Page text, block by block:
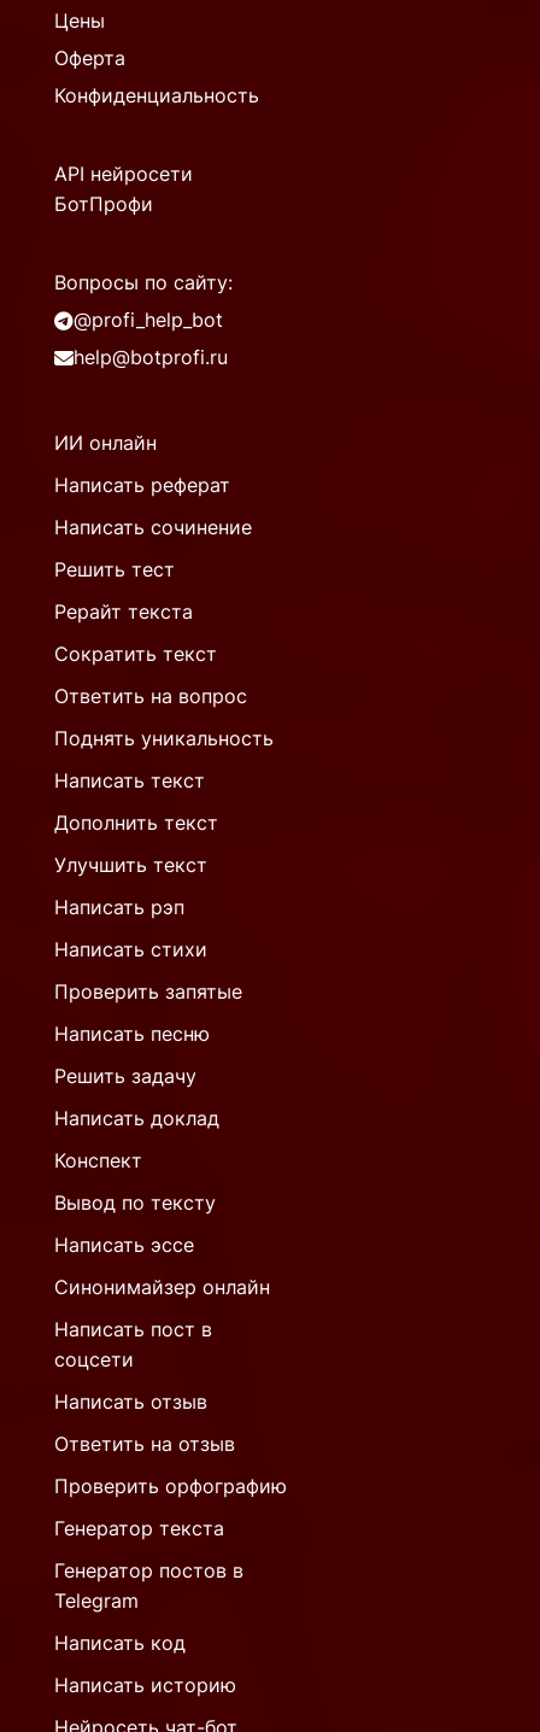
Цены
Оферта
Конфиденциальность
API нейросети
БотПрофи
Вопросы по сайту:
@profi_help_bot
help@botprofi.ru
ИИ онлайн
Написать реферат
Написать сочинение
Решить тест
Рерайт текста
Сократить текст
Ответить на вопрос
Поднять уникальность
Написать текст
Дополнить текст
Улучшить текст
Написать рэп
Написать стихи
Проверить запятые
Написать песню
Решить задачу
Написать доклад
Конспект
Вывод по тексту
Написать эссе
Синонимайзер онлайн
Написать пост в
соцсети
Написать отзыв
Ответить на отзыв
Проверить орфографию
Генератор текста
Генератор постов в
Telegram
Написать код
Написать историю